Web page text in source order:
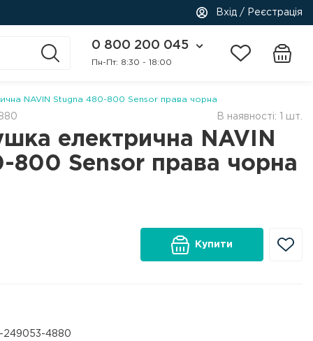
Вхід / Реєстрація
0 800 200 045
Пн-Пт: 8:30 - 18:00
NAVIN Stugna 480-800 Sensor права чорна
В наявності: 1 шт.
електрична NAVIN
800 Sensor права чорна
Купити
249053-4880